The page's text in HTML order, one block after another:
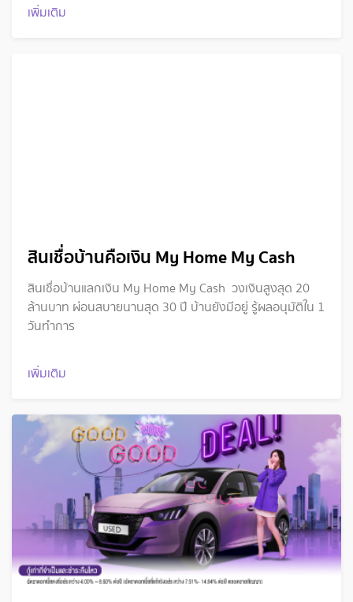
เพิ่มเติม
สินเชื่อบ้านคือเงิน My Home My Cash
สินเชื่อบ้านแลกเงิน My Home My Cash วงเงินสูงสุด 20
ล้านบาท ผ่อนสบายนานสุด 30 ปี บ้านยังมีอยู่ รู้ผลอนุมัติใน 1
วันทำการ
เพิ่มเติม